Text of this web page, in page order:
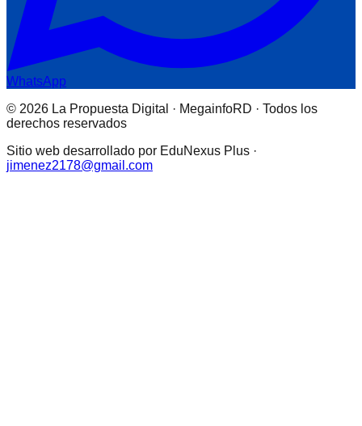
WhatsApp
© 2026 La Propuesta Digital · MegainfoRD · Todos los
derechos reservados
Sitio web desarrollado por EduNexus Plus ·
jimenez2178@gmail.com